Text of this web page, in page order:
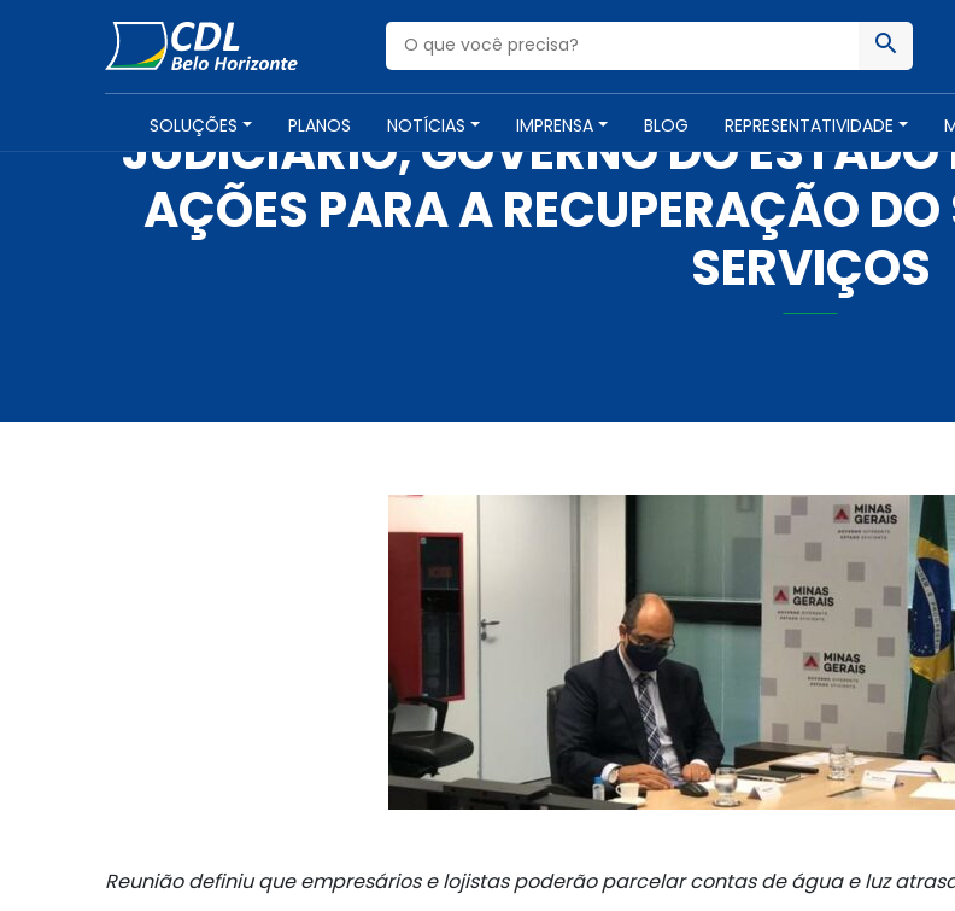
SOLUÇÕES PLANOS NOTÍCIAS IMPRENSA BLOG REPRESENTATIVIDADE
IMPRENSA -20 DE ABRIL DE
JUDICIÁRIO, GOVERNO DO ESTADO
AÇÕES PARA A RECUPERAÇÃO DO
SERVIÇOS
Reunião definiu que empresários e lojistas poderão parcelar contas de água e luz